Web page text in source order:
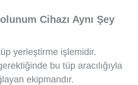
Cihazı Aynı Şey
yerleştirme işlemidir.
bu tüp aracılığıyla
ekipmandır.